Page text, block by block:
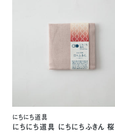
にちにち道具 にちにちふきん 桜
にちにち道具